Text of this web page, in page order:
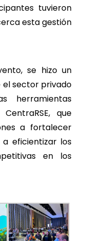
tuvieron
esta gestión
se hizo un
el sector privado
herramientas
que
a fortalecer
eficientizar los
en los